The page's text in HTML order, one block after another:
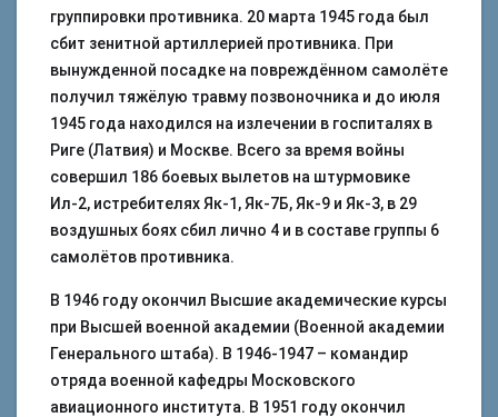
группировки противника. 20 марта 1945 года был
сбит зенитной артиллерией противника. При
вынужденной посадке на повреждённом самолёте
получил тяжёлую травму позвоночника и до июля
1945 года находился на излечении в госпиталях в
Риге (Латвия) и Москве. Всего за время войны
совершил 186 боевых вылетов на штурмовике
Ил-2, истребителях Як-1, Як-7Б, Як-9 и Як-3, в 29
воздушных боях сбил лично 4 и в составе группы 6
самолётов противника.
В 1946 году окончил Высшие академические курсы
при Высшей военной академии (Военной академии
Генерального штаба). В 1946-1947 – командир
отряда военной кафедры Московского
авиационного института. В 1951 году окончил